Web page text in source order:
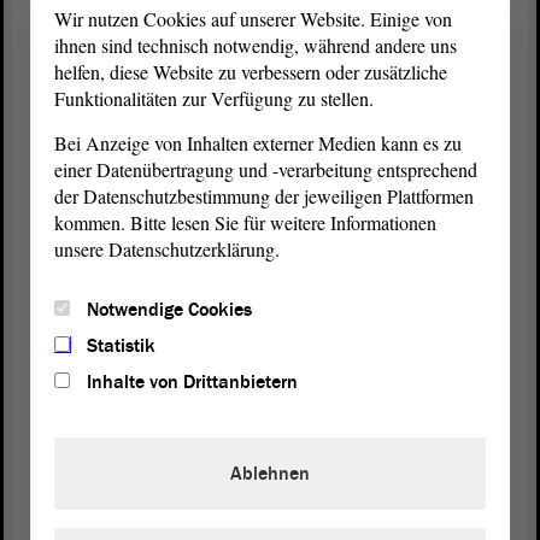
wir von denen in Zukunft aktiv informiert werden.
Aktuell ist die Kommunikation so, dass wir davon
ausgehen können, dass sie in den nächsten Jahren
anfangen werden zu bauen. Ein genaues Datum
kann ich Ihnen aktuell nicht sagen.
Abschließend vielleicht etwas Positives: Wichtig ist,
dass die Sorge, die wir über viele Jahre hatten, dass
stehen könnte, nicht mehr besteht. Die
Genehmigungen für alle Streckenabschnitte der
Autobahn liegen vor. Wir haben überall Baufreiheit.
keine Sorge mehr zu haben, dass von diesen
Wir nutzen Cookies auf unserer Website. Einige von
ihnen sind technisch notwendig, während andere uns
helfen, diese Website zu verbessern oder zusätzliche
Funktionalitäten zur Verfügung zu stellen.
Bei Anzeige von Inhalten externer Medien kann es zu
einer Datenübertragung und -verarbeitung entsprechend
der Datenschutzbestimmung der jeweiligen Plattformen
kommen. Bitte lesen Sie für weitere Informationen
unsere Datenschutzerklärung.
Notwendige Cookies
Statistik
Inhalte von Drittanbietern
Ablehnen